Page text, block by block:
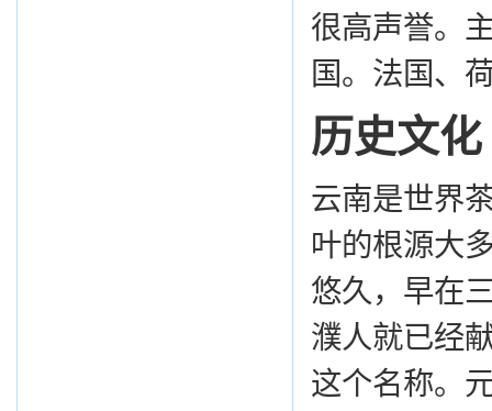
很高声誉。
国。法国、
历史文化
云南是世界
叶的根源大
悠久，早在
濮人就已经
这个名称。